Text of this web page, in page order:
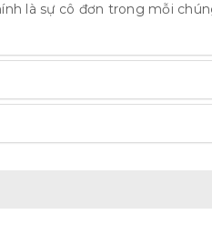
là sự cô đơn trong mỗi